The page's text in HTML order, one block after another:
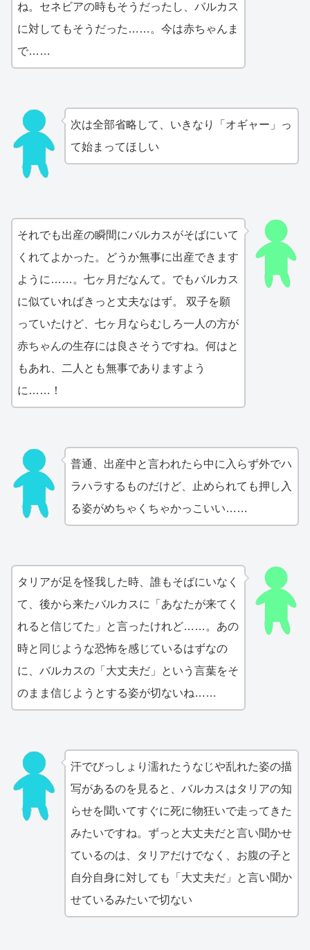
ね。セネビアの時もそうだったし、バルカス
に対してもそうだった……。今は赤ちゃんま
で……
次は全部省略して、いきなり「オギャー」っ
て始まってほしい
それでも出産の瞬間にバルカスがそばにいて
くれてよかった。どうか無事に出産できます
ように……。七ヶ月だなんて。でもバルカス
に似ていればきっと丈夫なはず。 双子を願
っていたけど、七ヶ月ならむしろ一人の方が
赤ちゃんの生存には良さそうですね。何はと
もあれ、二人とも無事でありますよう
に……！
普通、出産中と言われたら中に入らず外でハ
ラハラするものだけど、止められても押し入
る姿がめちゃくちゃかっこいい……
タリアが足を怪我した時、誰もそばにいなく
て、後から来たバルカスに「あなたが来てく
れると信じてた」と言ったけれど……。あの
時と同じような恐怖を感じているはずなの
に、バルカスの「大丈夫だ」という言葉をそ
のまま信じようとする姿が切ないね……
汗でびっしょり濡れたうなじや乱れた姿の描
写があるのを見ると、バルカスはタリアの知
らせを聞いてすぐに死に物狂いで走ってきた
みたいですね。ずっと大丈夫だと言い聞かせ
ているのは、タリアだけでなく、お腹の子と
自分自身に対しても「大丈夫だ」と言い聞か
せているみたいで切ない